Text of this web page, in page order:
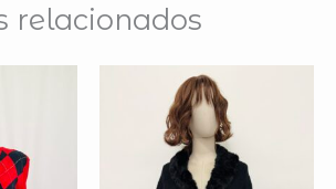
relacionados